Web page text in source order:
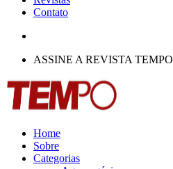
Contato
ASSINE A REVISTA TEMPO
Home
Sobre
Categorias